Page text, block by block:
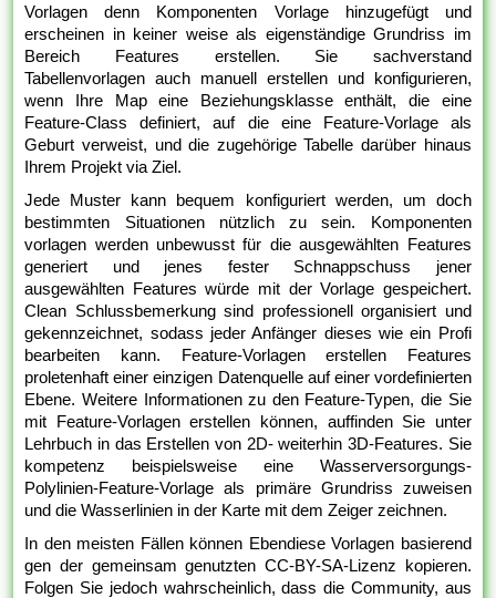
Vorlagen denn Komponenten Vorlage hinzugefügt und
erscheinen in keiner weise als eigenständige Grundriss im
Bereich Features erstellen. Sie sachverstand
Tabellenvorlagen auch manuell erstellen und konfigurieren,
wenn Ihre Map eine Beziehungsklasse enthält, die eine
Feature-Class definiert, auf die eine Feature-Vorlage als
Geburt verweist, und die zugehörige Tabelle darüber hinaus
Ihrem Projekt via Ziel.
Jede Muster kann bequem konfiguriert werden, um doch
bestimmten Situationen nützlich zu sein. Komponenten
vorlagen werden unbewusst für die ausgewählten Features
generiert und jenes fester Schnappschuss jener
ausgewählten Features würde mit der Vorlage gespeichert.
Clean Schlussbemerkung sind professionell organisiert und
gekennzeichnet, sodass jeder Anfänger dieses wie ein Profi
bearbeiten kann. Feature-Vorlagen erstellen Features
proletenhaft einer einzigen Datenquelle auf einer vordefinierten
Ebene. Weitere Informationen zu den Feature-Typen, die Sie
mit Feature-Vorlagen erstellen können, auffinden Sie unter
Lehrbuch in das Erstellen von 2D- weiterhin 3D-Features. Sie
kompetenz beispielsweise eine Wasserversorgungs-
Polylinien-Feature-Vorlage als primäre Grundriss zuweisen
und die Wasserlinien in der Karte mit dem Zeiger zeichnen.
In den meisten Fällen können Ebendiese Vorlagen basierend
gen der gemeinsam genutzten CC-BY-SA-Lizenz kopieren.
Folgen Sie jedoch wahrscheinlich, dass die Community, aus